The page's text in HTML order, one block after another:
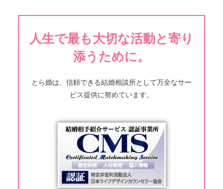
人生で最も大切な活動と寄り
添うために。
とら婚は、信頼できる結婚相談所として万全なサー
ビス提供に努めています。